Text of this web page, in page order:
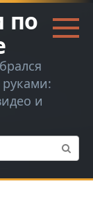
по
и